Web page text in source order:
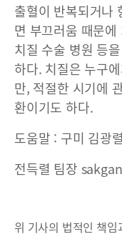
출혈이 반복되거나
면 부끄러움 때문
치질 수술 병원 등
하다. 치질은 누구
만, 적절한 시기에
환이기도 하다.
도움말 : 구미 김광
전득렬 팀장
위 기사의 법적인 책